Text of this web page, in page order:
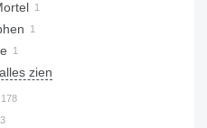
TDX20 Altano
TDX25
TDX27 Astromega
TX16
TX16 Alicron
TX17
TX18
zien
België